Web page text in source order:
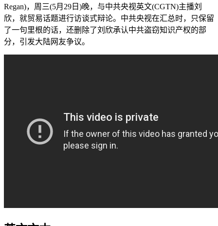
Regan)，周三(5月29日)晚，与中共央视英文(CGTN)主播刘
欣，就贸易话题进行访谈式辩论。中共央视在汇总时，只保留
了一句里根的话，还删除了刘欣承认中共盗窃知识产权的部
分，引发大陆网友争议。